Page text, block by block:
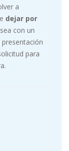
a
dejar por
con un
para